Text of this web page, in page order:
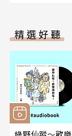
精選好聽